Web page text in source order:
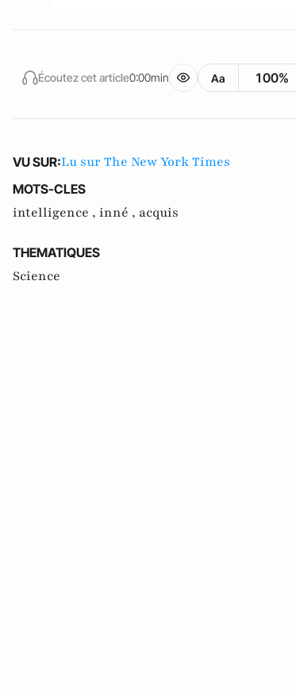
Écoutez cet article0:00min Aa 100%
VU SUR:Lu sur The New York Times
MOTS-CLES
intelligence , inné , acquis
THEMATIQUES
Science